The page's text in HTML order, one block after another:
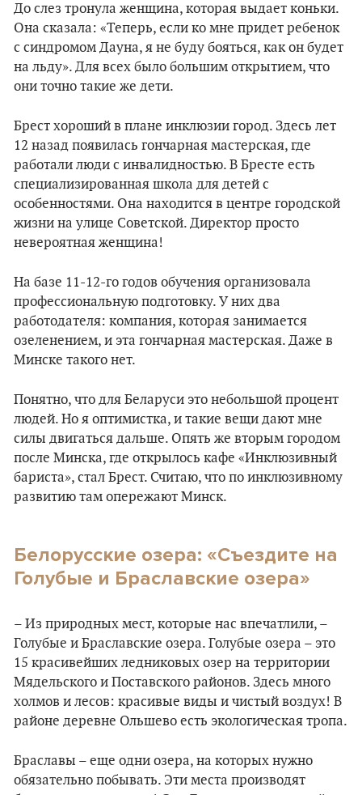
До слез тронула женщина, которая выдает коньки.
Она сказала: «Теперь, если ко мне придет ребенок
с синдромом Дауна, я не буду бояться, как он будет
на льду». Для всех было большим открытием, что
они точно такие же дети.
Брест хороший в плане инклюзии город. Здесь лет
12 назад появилась гончарная мастерская, где
работали люди с инвалидностью. В Бресте есть
специализированная школа для детей с
особенностями. Она находится в центре городской
жизни на улице Советской. Директор просто
невероятная женщина!
На базе 11-12-го годов обучения организовала
профессиональную подготовку. У них два
работодателя: компания, которая занимается
озеленением, и эта гончарная мастерская. Даже в
Минске такого нет.
Понятно, что для Беларуси это небольшой процент
людей. Но я оптимистка, и такие вещи дают мне
силы двигаться дальше. Опять же вторым городом
после Минска, где открылось кафе «Инклюзивный
бариста», стал Брест. Считаю, что по инклюзивному
развитию там опережают Минск.
Белорусские озера: «Съездите на
Голубые и Браславские озера»
– Из природных мест, которые нас впечатлили, –
Голубые и Браславские озера. Голубые озера – это
15 красивейших ледниковых озер на территории
Мядельского и Поставского районов. Здесь много
холмов и лесов: красивые виды и чистый воздух! В
районе деревне Ольшево есть экологическая тропа.
Браславы – еще одни озера, на которых нужно
обязательно побывать. Эти места производят